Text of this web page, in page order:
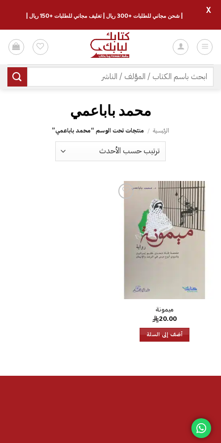
للمحتوى
البحث
عن:
محمد باباعمي
الرئيسية / منتجات تحت الوسم “محمد باباعمي”
ميمونة
20.00
أضف إلى السلة
| شحن مجاني للطلبات +300 ريال | تغليف مجاني للطلبات +150 ريال |
X